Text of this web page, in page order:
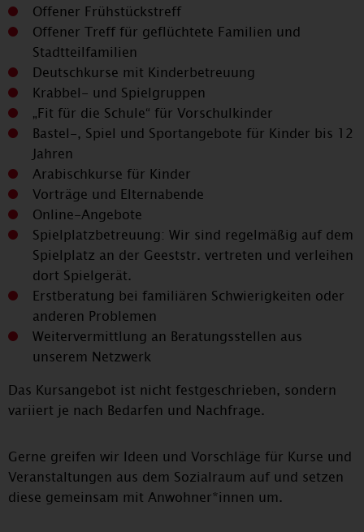
Offener Frühstückstreff
Offener Treff für geflüchtete Familien und
Stadtteilfamilien
Deutschkurse mit Kinderbetreuung
Krabbel- und Spielgruppen
„Fit für die Schule“ für Vorschulkinder
Bastel-, Spiel und Sportangebote für Kinder bis 12
Jahren
Arabischkurse für Kinder
Vorträge und Elternabende
Online-Angebote
Spielplatzbetreuung: Wir sind regelmäßig auf dem
Spielplatz an der Geeststr. vertreten und verleihen
dort Spielgerät.
Erstberatung bei familiären Schwierigkeiten oder
anderen Problemen
Weitervermittlung an Beratungsstellen aus
unserem Netzwerk
Das Kursangebot ist nicht festgeschrieben, sondern
variiert je nach Bedarfen und Nachfrage.
Gerne greifen wir Ideen und Vorschläge für Kurse und
Veranstaltungen aus dem Sozialraum auf und setzen
diese gemeinsam mit Anwohner*innen um.